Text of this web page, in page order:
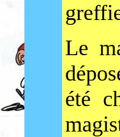
Le
été